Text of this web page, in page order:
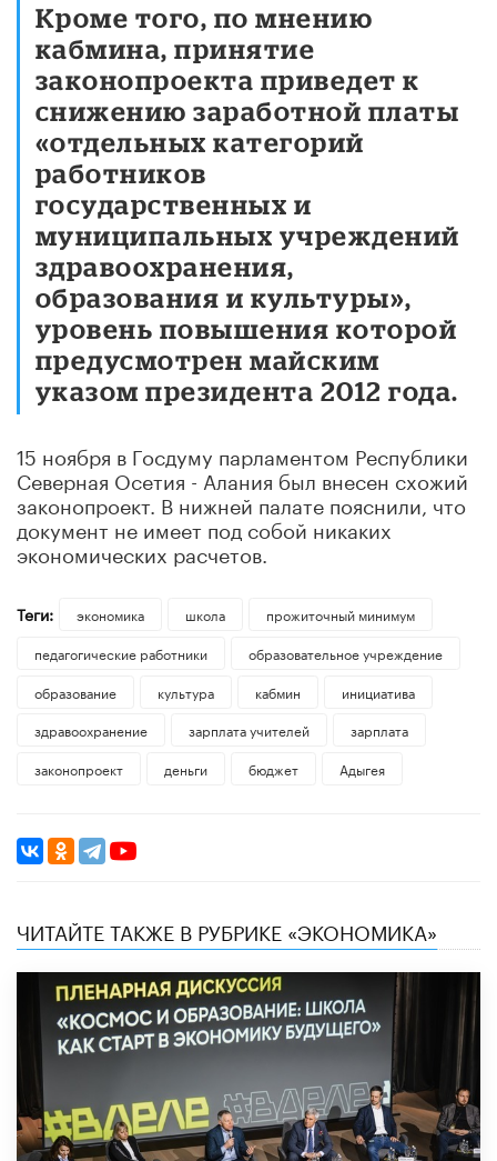
Кроме того, по мнению
кабмина, принятие
законопроекта приведет к
снижению заработной платы
«отдельных категорий
работников
государственных и
муниципальных учреждений
здравоохранения,
образования и культуры»,
уровень повышения которой
предусмотрен майским
указом президента 2012 года.
15 ноября в Госдуму парламентом Республики
Северная Осетия - Алания был внесен схожий
законопроект. В нижней палате пояснили, что
документ не имеет под собой никаких
экономических расчетов.
Теги: экономика школа
прожиточный минимум
педагогические работники
образовательное учреждение
образование
культура кабмин
инициатива
здравоохранение
зарплата учителей
зарплата
законопроект
деньги бюджет Адыгея
ЧИТАЙТЕ ТАКЖЕ В РУБРИКЕ «ЭКОНОМИКА»